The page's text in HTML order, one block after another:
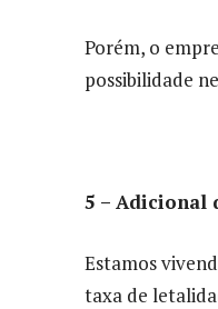
Porém, o
possibilidade
5 – Adicional
Estamos
taxa de